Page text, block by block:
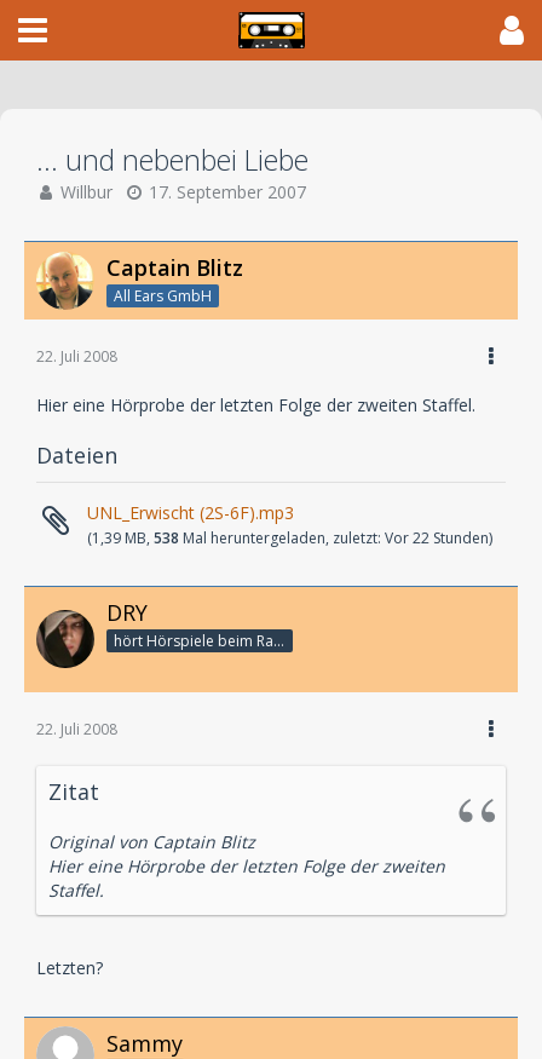
... und nebenbei Liebe
Willbur 17. September 2007
Captain Blitz
All Ears GmbH
22. Juli 2008
Hier eine Hörprobe der letzten Folge der zweiten Staffel.
Dateien
UNL_Erwischt (2S-6F).mp3
(1,39 MB, 538 Mal heruntergeladen, zuletzt: Vor 22 Stunden)
DRY
hört Hörspiele beim Rasenmähen
22. Juli 2008
Zitat
Original von Captain Blitz
Hier eine Hörprobe der letzten Folge der zweiten
Staffel.
Letzten?
Sammy